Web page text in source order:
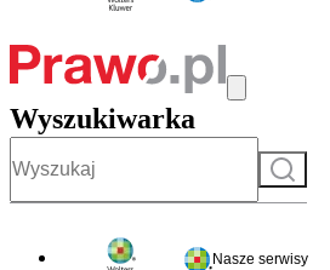
Wyszukiwarka
Szukaj
Nasze serwisy